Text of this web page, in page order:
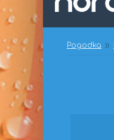
Pogodka